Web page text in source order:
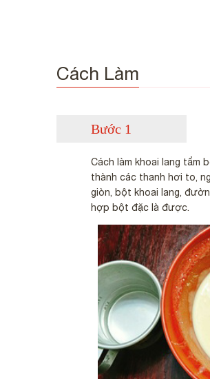
Cách Làm
Bước 1
Cách làm khoai lang tẩm
thành các thanh hơi to,
giòn, bột khoai lang,
hợp bột đặc là được.